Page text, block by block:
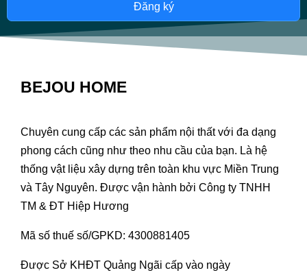
Đăng ký
BEJOU HOME
Chuyên cung cấp các sản phẩm nội thất với đa dạng
phong cách cũng như theo nhu cầu của bạn. Là hệ
thống vật liệu xây dựng trên toàn khu vực Miền Trung
và Tây Nguyên. Được vận hành bởi Công ty TNHH
TM & ĐT Hiệp Hương
Mã số thuế số/GPKD: 4300881405
Được Sở KHĐT Quảng Ngãi cấp vào ngày